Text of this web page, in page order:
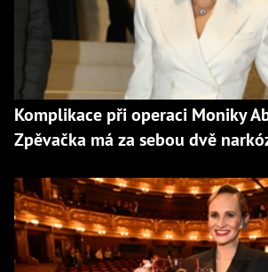
Komplikace při operaci Moniky
Zpěvačka má za sebou dvě